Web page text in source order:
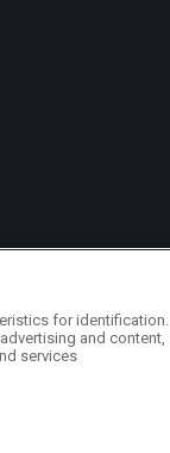
for identification.
and content,
services